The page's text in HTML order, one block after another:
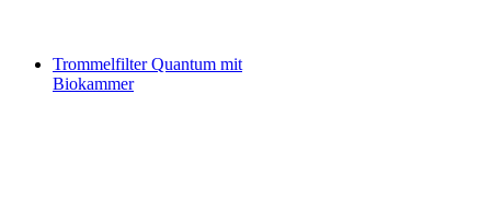
Trommelfilter Quantum mit
Biokammer